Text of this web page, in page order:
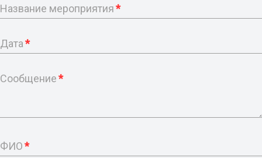
Название мероприятия*
Дата*
Сообщение*
ФИО*